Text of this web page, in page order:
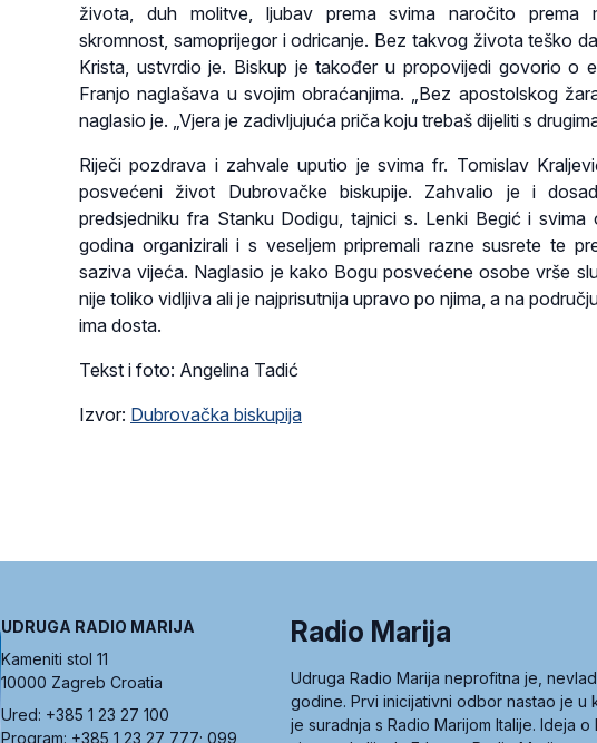
života, duh molitve, ljubav prema svima naročito prema
skromnost, samoprijegor i odricanje. Bez takvog života teško
Krista, ustvrdio je. Biskup je također u propovijedi govorio o
Franjo naglašava u svojim obraćanjima. „Bez apostolskog
naglasio je. „Vjera je zadivljujuća priča koju trebaš dijeliti s
Riječi pozdrava i zahvale uputio je svima fr. Tomislav
posvećeni život Dubrovačke biskupije. Zahvalio je i
predsjedniku fra Stanku Dodigu, tajnici s. Lenki Begić i svima
godina organizirali i s veseljem pripremali razne susrete te
saziva vijeća. Naglasio je kako Bogu posvećene osobe vrše
nije toliko vidljiva ali je najprisutnija upravo po njima, a na
ima dosta.
Tekst i foto: Angelina Tadić
Izvor: Dubrovačka biskupija
UDRUGA RADIO MARIJA
Kameniti stol 11
10000 Zagreb Croatia
Ured: +385 1 23 27 100
Program: +385 1 23 27 777; 099
Radio Marija
Udruga Radio Marija neprofitna je,
godine. Prvi inicijativni odbor nastao je u
je suradnja s Radio Marijom Italije. Ideja